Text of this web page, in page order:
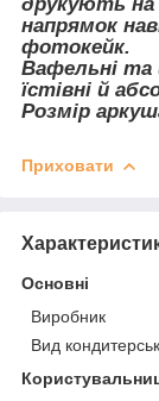
напрямок
фотокейк.
Вафельні та
їстівні й
Розмір
Приховати
Основні
Виробник
Вид